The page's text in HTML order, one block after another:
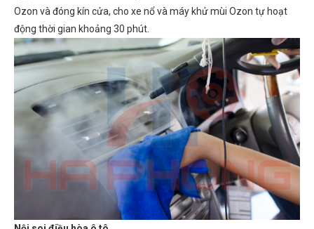
Ozon và đóng kín cửa, cho xe nổ và máy khử mùi Ozon tự hoạt
động thời gian khoảng 30 phút.